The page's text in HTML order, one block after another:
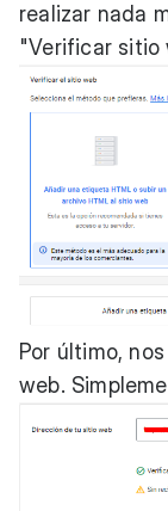
realizar nada
"Verificar sitio
Por último,
web.